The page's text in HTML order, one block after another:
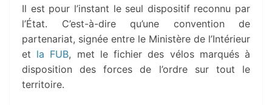
Il est pour l’instant le seul dispositif reconnu par
l’État. C’est-à-dire qu’une convention de
partenariat, signée entre le Ministère de l’Intérieur
et la FUB, met le fichier des vélos marqués à
disposition des forces de l’ordre sur tout le
territoire.